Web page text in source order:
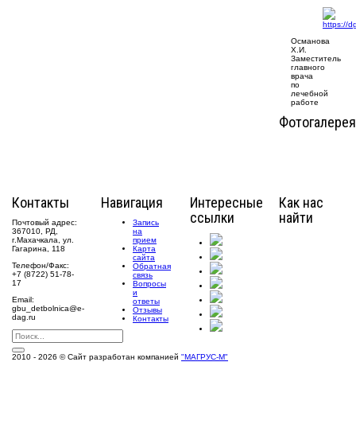
Османова
Х.И.
Заместитель
главного
врача
по
лечебной
работе
Фотогалерея
Контакты
Почтовый адрес:
367010, РД,
г.Махачкала, ул.
Гагарина, 118
Телефон/Факс:
+7 (8722) 51-78-
17
Email:
gbu_detbolnica@e-
dag.ru
Навигация
Запись
на
прием
Карта
сайта
Обратная
связь
Вопросы
и
ответы
Отзывы
Контакты
Интересные
ссылки
Как нас
найти
2010 - 2026 © Сайт разработан компанией "МАГРУС-М"